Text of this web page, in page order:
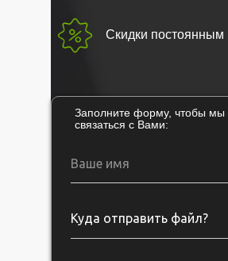
Заполните форму, чтобы мы
связаться с Вами:
Скидки постоянным